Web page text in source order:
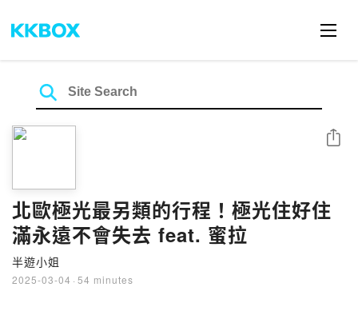
北歐極光最另類的行程！極光住好住
滿永遠不會失去 feat. 蜜拉
半遊小姐
2025-03-04 · 54 minutes
Share